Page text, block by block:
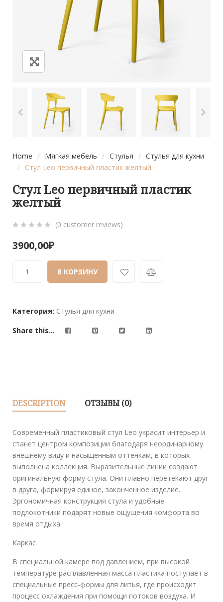
Home / Мягкая мебель / Стулья / Стулья для кухни
/ Стул Leo первичный пластик желтый
Стул Leo первичный пластик
желтый
out
based
ratings
(0 customer reviews)
3900,00₽
В КОРЗИНУ
Категория: Стулья для кухни
Share this...
DESCRIPTION ОТЗЫВЫ (0)
Современный пластиковый стул Leo украсит интерьер и
станет центром композиции благодаря неординарному
внешнему виду и насыщенным оттенкам, в которых
выполнена коллекция. Выразительные линии создают
оригинальную форму стула. Они плавно перетекают друг
в друга, формируя единое, законченное изделие.
Эргономичная конструкция стула и удобные
подлокотники подарят новые ощущения комфорта во
время отдыха.
Каркас
В специальной камере под давлением, при высокой
температуре расплавленная масса пластика поступает в
специальные пресс-формы для литья, где происходит
процесс охлаждения при помощи потоков воздуха. И